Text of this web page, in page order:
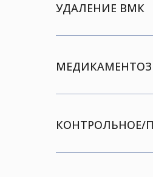
УДАЛЕНИЕ ВМК
КОНТРОЛЬНОЕ/